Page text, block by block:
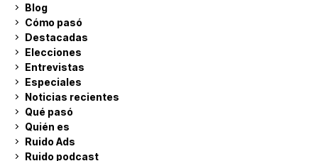
Blog
Cómo pasó
Destacadas
Elecciones
Entrevistas
Especiales
Noticias recientes
Qué pasó
Quién es
Ruido Ads
Ruido podcast